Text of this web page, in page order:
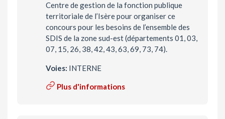
Centre de gestion de la fonction publique
territoriale de l’Isère pour organiser ce
concours pour les besoins de l’ensemble des
SDIS de la zone sud-est (départements 01, 03,
07, 15, 26, 38, 42, 43, 63, 69, 73, 74).
Voies: INTERNE
Plus d'informations